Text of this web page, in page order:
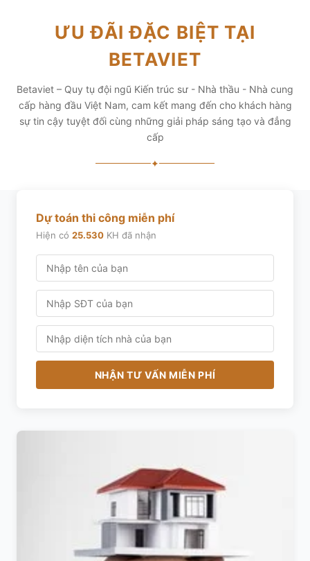
ƯU ĐÃI ĐẶC BIỆT TẠI
BETAVIET
Betaviet – Quy tụ đội ngũ Kiến trúc sư - Nhà thầu - Nhà cung
cấp hàng đầu Việt Nam, cam kết mang đến cho khách hàng
sự tin cậy tuyệt đối cùng những giải pháp sáng tạo và đẳng
cấp
✦
Dự toán thi công miễn phí
Hiện có 25.530 KH đã nhận
NHẬN TƯ VẤN MIỄN PHÍ